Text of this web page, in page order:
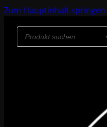
Zum Hauptinhalt springen
Products
search